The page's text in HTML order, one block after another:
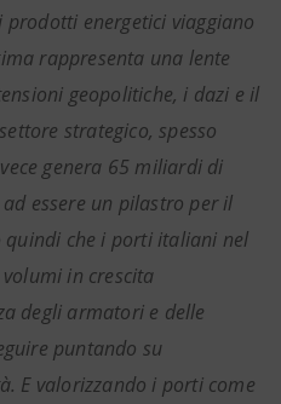
energetici viaggiano
rappresenta una lente
geopolitiche, i dazi e il
strategico, spesso
genera 65 miliardi di
essere un pilastro per il
quindi che i porti italiani nel
in crescita
degli armatori e delle
puntando su
E valorizzando i porti come